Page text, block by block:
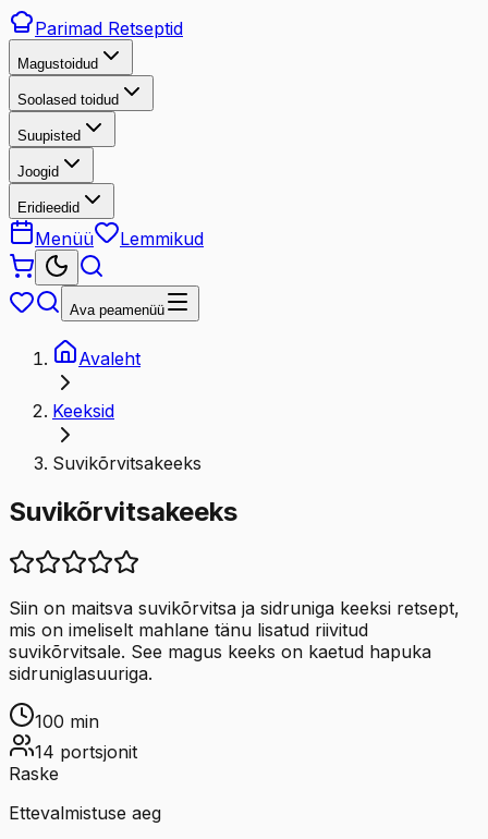
Parimad Retseptid
Magustoidud
Soolased toidud
Suupisted
Joogid
Eridieedid
Menüü Lemmikud
Ava peamenüü
Avaleht
Keeksid
Suvikõrvitsakeeks
Suvikõrvitsakeeks
Siin on maitsva suvikõrvitsa ja sidruniga keeksi retsept,
mis on imeliselt mahlane tänu lisatud riivitud
suvikõrvitsale. See magus keeks on kaetud hapuka
sidruniglasuuriga.
100 min
14 portsjonit
Raske
Ettevalmistuse aeg